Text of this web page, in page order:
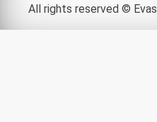
All rights reserved © Evas